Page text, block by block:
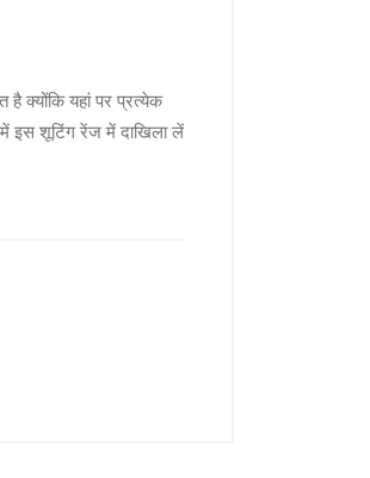
है क्योंकि यहां पर प्रत्येक
में इस शूटिंग रेंज में दाखिला लें